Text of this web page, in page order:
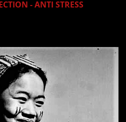
- ANTI STRESS